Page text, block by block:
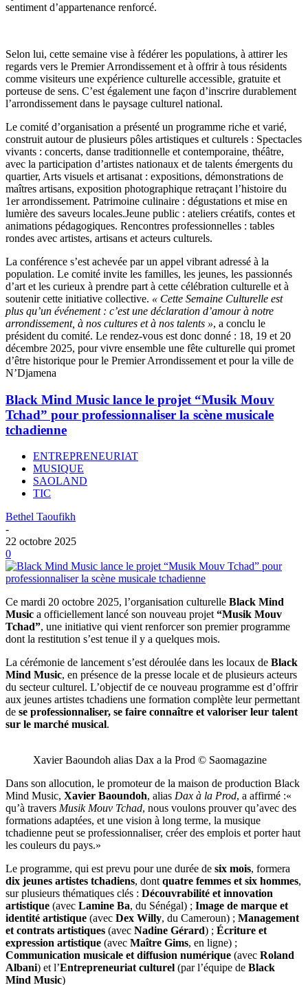
sentiment d’appartenance renforcé.
Selon lui, cette semaine vise à fédérer les populations, à attirer les
regards vers le Premier Arrondissement et à offrir à tous résidents
comme visiteurs une expérience culturelle accessible, gratuite et
porteuse de sens. C’est également une façon d’inscrire durablement
l’arrondissement dans le paysage culturel national.
Le comité d’organisation a présenté un programme riche et varié,
construit autour de plusieurs pôles artistiques et culturels : Spectacles
vivants : concerts, danse traditionnelle et contemporaine, théâtre,
avec la participation d’artistes nationaux et de talents émergents du
quartier, Arts visuels et artisanat : expositions, démonstrations de
maîtres artisans, exposition photographique retraçant l’histoire du
1er arrondissement. Patrimoine culinaire : dégustations et mise en
lumière des saveurs locales.Jeune public : ateliers créatifs, contes et
animations pédagogiques. Rencontres professionnelles : tables
rondes avec artistes, artisans et acteurs culturels.
La conférence s’est achevée par un appel vibrant adressé à la
population. Le comité invite les familles, les jeunes, les passionnés
d’art et les curieux à prendre part à cette célébration culturelle et à
soutenir cette initiative collective. « Cette Semaine Culturelle est
plus qu’un événement : c’est une déclaration d’amour à notre
arrondissement, à nos cultures et à nos talents », a conclu le
président du comité. Le rendez-vous est donc donné : 18, 19 et 20
décembre 2025, pour vivre ensemble une fête culturelle qui promet
d’être historique pour le Premier Arrondissement et pour la ville de
N’Djamena
Black Mind Music lance le projet “Musik Mouv
Tchad” pour professionnaliser la scène musicale
tchadienne
ENTREPRENEURIAT
MUSIQUE
SAOLAND
TIC
Bethel Taoufikh
-
22 octobre 2025
0
Ce mardi 20 octobre 2025, l’organisation culturelle Black Mind
Music a officiellement lancé son nouveau projet “Musik Mouv
Tchad”, une initiative qui vient renforcer son premier programme
dont la restitution s’est tenue il y a quelques mois.
La cérémonie de lancement s’est déroulée dans les locaux de Black
Mind Music, en présence de la presse locale et de plusieurs acteurs
du secteur culturel. L’objectif de ce nouveau programme est d’offrir
aux jeunes artistes tchadiens une formation complète leur permettant
de se professionnaliser, se faire connaître et valoriser leur talent
sur le marché musical.
Xavier Baoundoh alias Dax a la Prod © Saomagazine
Dans son allocution, le promoteur de la maison de production Black
Mind Music, Xavier Baoundoh, alias Dax à la Prod, a affirmé :«
qu’à travers Musik Mouv Tchad, nous voulons prouver qu’avec des
formations adaptées, et une vision à long terme, la musique
tchadienne peut se professionnaliser, créer des emplois et porter haut
les couleurs du pays.»
Le programme, qui est prevu pour une durée de six mois, formera
dix jeunes artistes tchadiens, dont quatre femmes et six hommes,
sur plusieurs thématiques clés : Découvrabilité et innovation
artistique (avec Lamine Ba, du Sénégal) ; Image de marque et
identité artistique (avec Dex Willy, du Cameroun) ; Management
et contrats artistiques (avec Nadine Gérard) ; Écriture et
expression artistique (avec Maître Gims, en ligne) ;
Communication musicale et diffusion numérique (avec Roland
Albani) et l’Entrepreneuriat culturel (par l’équipe de Black
Mind Music)